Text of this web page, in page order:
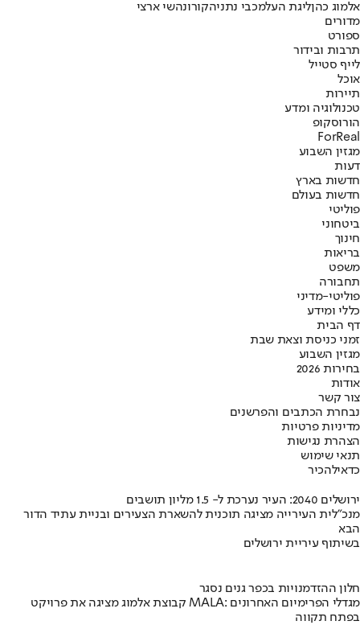
אלמוג כהןליגת העלמכבי נתניהקורונהשי ארצי
מדורים
ספורט
תרבות ובידור
לייף סטייל
אוכל
תיירות
טכנולוגיה ומדע
הורוסקופ
ForReal
מגזין השבוע
דעות
חדשות בארץ
חדשות בעולם
פוליטי
ביטחוני
חינוך
בריאות
משפט
תחבורה
פוליטי-מדיני
כללי ומידע
דף הבית
זמני כניסת וצאת שבת
מגזין השבוע
בחירות 2026
אודות
צור קשר
נבחרת הכתבים והפרשנים
מדיניות פרטיות
הצהרת נגישות
תנאי שימוש
כדאילהכיר
ירושלים 2040: העיר נערכת ל- 1.5 מליון תושבים
מנכ"לית העירייה מציגה תוכנית להשארת הצעירים ובניית עתיד הדור
הבא
בשיתוף עיריית ירושלים
חלון ההזדמנויות בכפר גנים נסגר
קבוצת אלמוג מציגה את פרויקט MALA: מגדלי הפרימיום האחרונים
בפתח תקווה